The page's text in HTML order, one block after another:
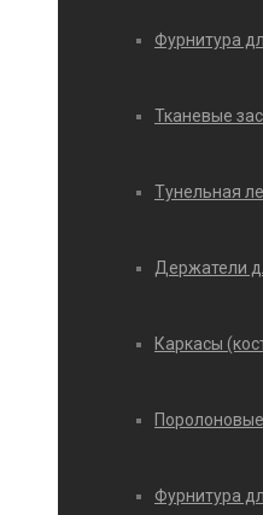
Фурнитура
Тканевые
Тунельная
Держатели
Каркасы
Фурнитура